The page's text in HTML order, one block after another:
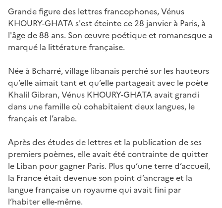
Grande figure des lettres francophones, Vénus
KHOURY-GHATA s'est éteinte ce 28 janvier à Paris, à
l'âge de 88 ans. Son œuvre poétique et romanesque a
marqué la littérature française.
Née à Bcharré, village libanais perché sur les hauteurs
qu’elle aimait tant et qu’elle partageait avec le poète
Khalil Gibran, Vénus KHOURY-GHATA avait grandi
dans une famille où cohabitaient deux langues, le
français et l’arabe.
Après des études de lettres et la publication de ses
premiers poèmes, elle avait été contrainte de quitter
le Liban pour gagner Paris. Plus qu’une terre d’accueil,
la France était devenue son point d’ancrage et la
langue française un royaume qui avait fini par
l’habiter elle-même.